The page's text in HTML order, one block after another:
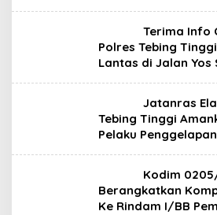
Terima Info
Polres Tebing
Lantas di Jalan Yos
Jatanras
Tebing Tinggi
Pelaku
Kodim
Berangkatkan
Ke Rindam I/BB